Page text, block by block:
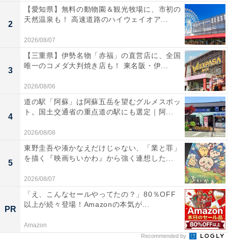
2
【愛知県】無料の動物園＆観光牧場に、市初の
天然温泉も！ 高速道路のハイウェイオア...
2026/08/07
3
【三重県】伊勢名物「赤福」の直営店に、全国
唯一のコメダ大判焼き店も！ 東名阪・伊...
2026/08/06
4
道の駅「阿蘇」は阿蘇五岳を望むグルメスポッ
ト。国土交通省の重点道の駅にも選定｜阿...
2026/08/08
5
東野圭吾や湊かなえだけじゃない、「業と罪」
を描く『映画ちいかわ』から強く連想した...
2026/08/07
PR
「え、こんなセールやってたの？」80％OFF
以上が続々登場！Amazonの本気が...
Amazon
Recommended by